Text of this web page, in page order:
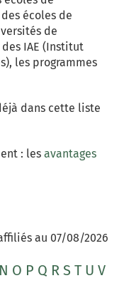
écoles de
de
des IAE (Institut
les programmes
dans cette liste
: les avantages
au 07/08/2026
N O P Q R S T U V